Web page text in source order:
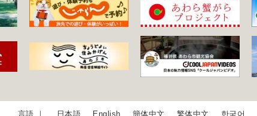
日本語 English 簡体中文 繁体中文 한국어